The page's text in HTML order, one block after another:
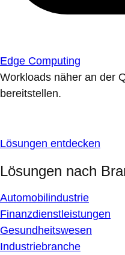
Edge Computing
Workloads näher an der
bereitstellen.
Lösungen entdecken
Lösungen nach
Automobilindustrie
Finanzdienstleistungen
Gesundheitswesen
Industriebranche